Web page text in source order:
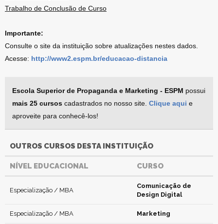
Trabalho de Conclusão de Curso
Importante:
Consulte o site da instituição sobre atualizações nestes dados.
Acesse: http://www2.espm.br/educacao-distancia
Escola Superior de Propaganda e Marketing - ESPM possui
mais 25 cursos cadastrados no nosso site. Clique aqui e
aproveite para conhecê-los!
OUTROS CURSOS DESTA INSTITUIÇÃO
NÍVEL EDUCACIONAL CURSO
Especialização / MBA
Comunicação de
Design Digital
Especialização / MBA Marketing